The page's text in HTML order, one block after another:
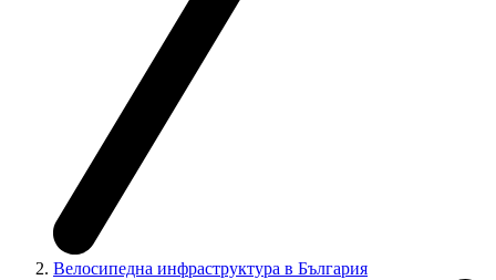
Велосипедна инфраструктура в България